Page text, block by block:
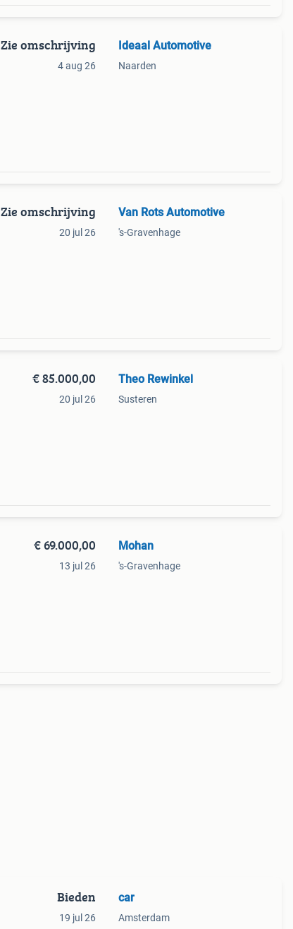
Zie omschrijving
4 aug 26
Ideaal Automotive
Naarden
Zie omschrijving
20 jul 26
Van Rots Automotive
's-Gravenhage
€ 85.000,00
20 jul 26
Theo Rewinkel
Susteren
€ 69.000,00
13 jul 26
Mohan
's-Gravenhage
Bieden
19 jul 26
car
Amsterdam